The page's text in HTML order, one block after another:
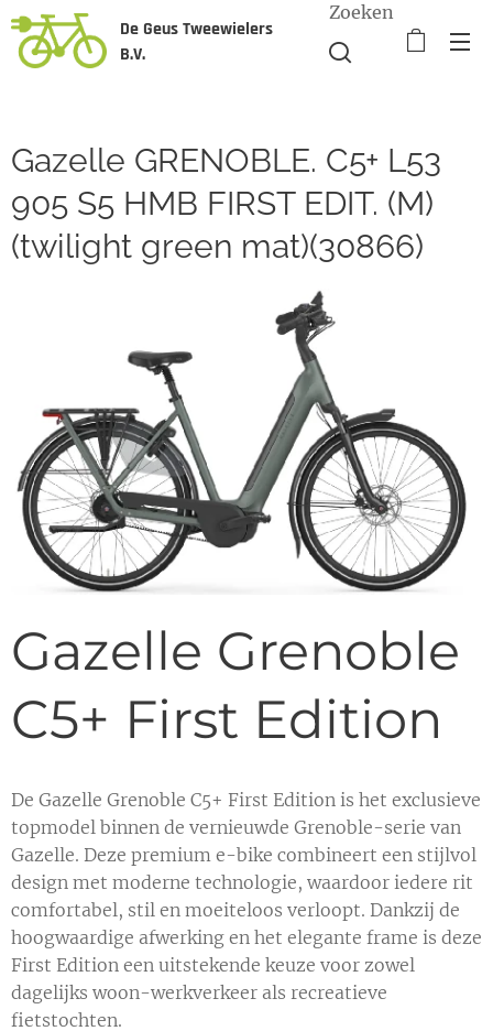
De Geus Tweewielers
B.V.
Zoeken
Gazelle GRENOBLE. C5+ L53
905 S5 HMB FIRST EDIT. (M)
(twilight green mat)(30866)
Gazelle Grenoble
C5+ First Edition
De Gazelle Grenoble C5+ First Edition is het exclusieve
topmodel binnen de vernieuwde Grenoble-serie van
Gazelle. Deze premium e-bike combineert een stijlvol
design met moderne technologie, waardoor iedere rit
comfortabel, stil en moeiteloos verloopt. Dankzij de
hoogwaardige afwerking en het elegante frame is deze
First Edition een uitstekende keuze voor zowel
dagelijks woon-werkverkeer als recreatieve
fietstochten.